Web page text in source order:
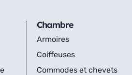
Chambre
Armoires
Coiffeuses
Commodes et chevets